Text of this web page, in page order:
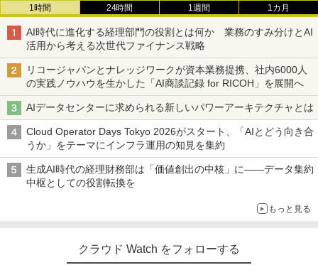
1時間 24時間 1週間 1カ月
AI時代に進化する経理部門の役割とは何か 業務のすみ分けとAI
活用から考える次世代ファイナンス戦略
リコージャパンとナレッジワークが資本業務提携、社内6000人
の実践ノウハウを生かした「AI商談記録 for RICOH」を展開へ
AIデータセンターに求められる新しいパワーアーキテクチャとは
Cloud Operator Days Tokyo 2026がスタート、「AIとどう向き合
うか」をテーマにインフラ運用の知見を集約
生成AI時代の経理財務部は「価値創出の中核」に――データ集約
中枢としての役割転換を
もっと見る
クラウド Watch をフォローする